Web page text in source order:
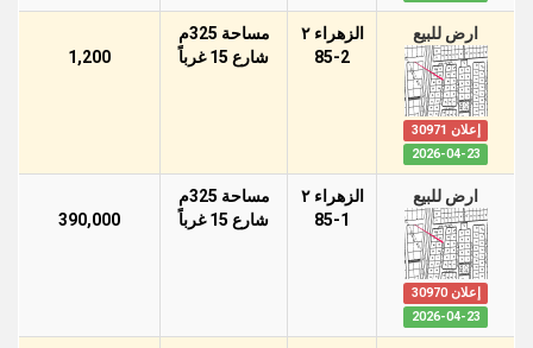
ارض للبيع
إعلان 30971
2026-04-23
الزهراء ٢
85-2
مساحة 325م
شارع 15 غرباً
1,200
ارض للبيع
إعلان 30970
2026-04-23
الزهراء ٢
85-1
مساحة 325م
شارع 15 غرباً
390,000